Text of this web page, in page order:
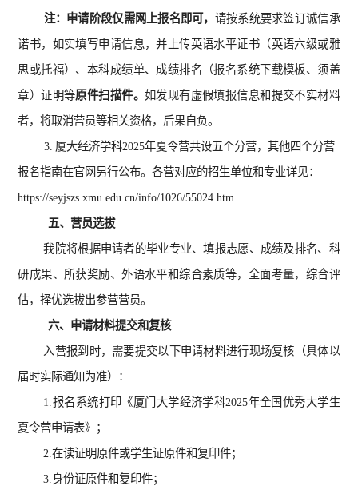
注：申请阶段仅需网上报名即可， 请按系统要求签订诚信承
诺书，如实填写申请信息，并上传英语水平证书（英语六级或雅
思或托福）、本科成绩单、成绩排名（报名系统下载模板、须盖
章）证明等原件扫描件。 如发现有虚假填报信息和提交不实材料
者，将取消营员等相关资格，后果自负。
3. 厦大经济学科2025年夏令营共设五个分营，其他四个分营
报名指南在官网另行公布。各营对应的招生单位和专业详见：
https://seyjszs.xmu.edu.cn/info/1026/55024.htm
五、营员选拔
我院将根据申请者的毕业专业、填报志愿、成绩及排名、科
研成果、所获奖励、外语水平和综合素质等，全面考量，综合评
估，择优选拔出参营营员。
六、申请材料提交和复核
入营报到时，需要提交以下申请材料进行现场复核（具体以
届时实际通知为准）：
1.报名系统打印《厦门大学经济学科2025年全国优秀大学生
夏令营申请表》；
2.在读证明原件或学生证原件和复印件；
3.身份证原件和复印件；